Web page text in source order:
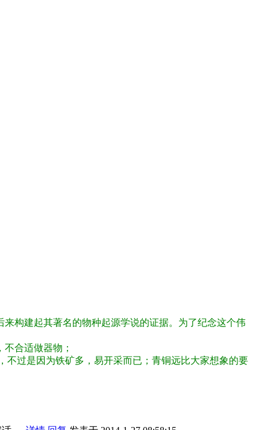
构建起其著名的物种起源学说的证据。为了纪念这个伟
合适做器物；
过是因为铁矿多，易开采而已；青铜远比大家想象的要